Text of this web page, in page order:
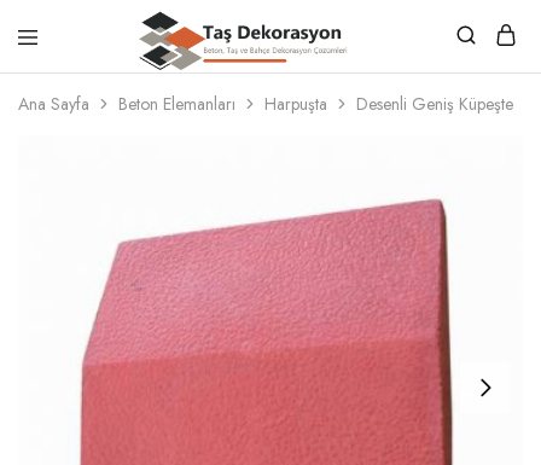
Taş
Dekorasyon
Beton,
Taş
Ana Sayfa Beton Elemanları Harpuşta Desenli Geniş Küpeşte